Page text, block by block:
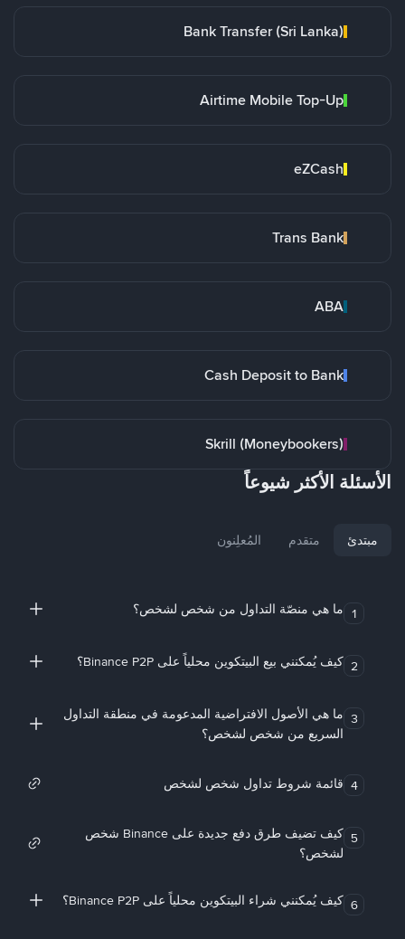
Bank Transfer (Sri Lanka)
Airtime Mobile Top-Up
eZCash
Trans Bank
ABA
Cash Deposit to Bank
Skrill (Moneybookers)
الأسئلة الأكثر شيوعاً
مبتدئ متقدم المُعلِنون
1 ما هي منصّة التداول من شخص لشخص؟
2 كيف يُمكنني بيع البيتكوين محلياً على Binance P2P؟
3 ما هي الأصول الافتراضية المدعومة في منطقة التداول
السريع من شخص لشخص؟
4 قائمة شروط تداول شخص لشخص
5
كيف تضيف طرق دفع جديدة على Binance شخص
لشخص؟
6 كيف يُمكنني شراء البيتكوين محلياً على Binance P2P؟